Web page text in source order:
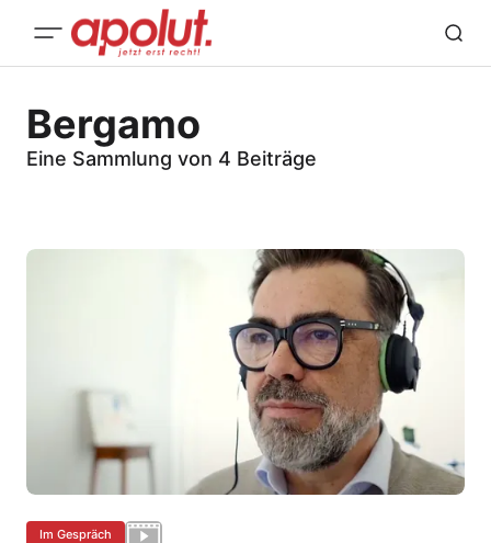
Bergamo
Eine Sammlung von 4 Beiträge
Im Gespräch